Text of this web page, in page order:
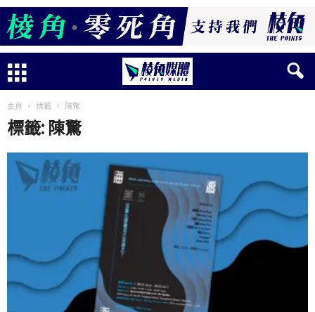
主頁 標籤 陳驚
標籤: 陳驚